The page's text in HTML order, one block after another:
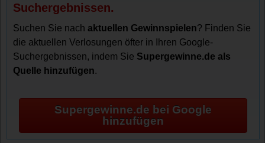
Suchergebnissen.
Suchen Sie nachaktuellen Gewinnspielen? Finden Sie
die aktuellen Verlosungen öfter in Ihren Google-
Suchergebnissen, indem Sie Supergewinne.de als
Quelle hinzufügen.
Supergewinne.de bei Google
hinzufügen